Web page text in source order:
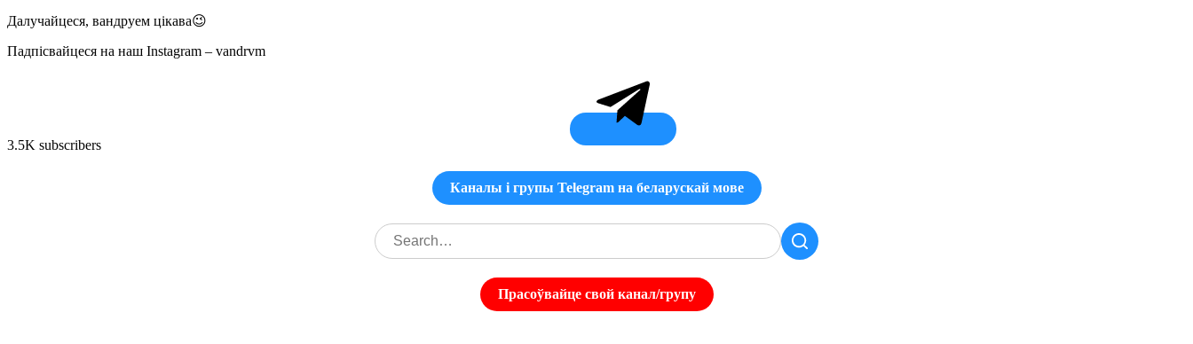
Далучайцеся, вандруем цікава😉
Падпісвайцеся на наш Instagram – vandrvm
3.5K subscribers
Каналы і групы Telegram на беларускай мове
Прасоўвайце свой канал/групу